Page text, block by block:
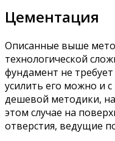
Цементация
Описанные выше
технологической
фундамент не
усилить его можно и
дешевой методики,
этом случае на
отверстия, ведущие